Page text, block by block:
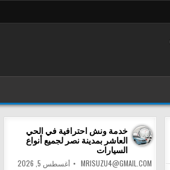
خدمة ونش احترافية في الحي
العاشر بمدينة نصر لجميع أنواع
السيارات
MRISUZU4@GMAIL.COM أغسطس 5, 2026